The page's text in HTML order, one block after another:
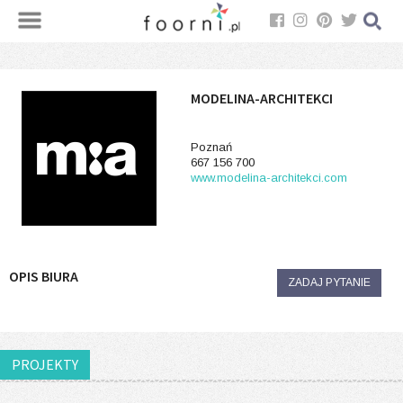
MODELINA-ARCHITEKCI
Poznań
667 156 700
www.modelina-architekci.com
OPIS BIURA ZADAJ PYTANIE
PROJEKTY